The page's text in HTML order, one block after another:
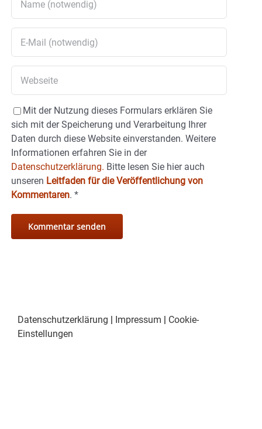
Mit der Nutzung dieses Formulars erklären Sie
sich mit der Speicherung und Verarbeitung Ihrer
Daten durch diese Website einverstanden. Weitere
Informationen erfahren Sie in der
Datenschutzerklärung. Bitte lesen Sie hier auch
unseren Leitfaden für die Veröffentlichung von
Kommentaren. *
Datenschutzerklärung Impressum
Cookie-
Einstellungen